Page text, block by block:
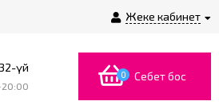
Жеке кабинет
үй
0 Себет бос